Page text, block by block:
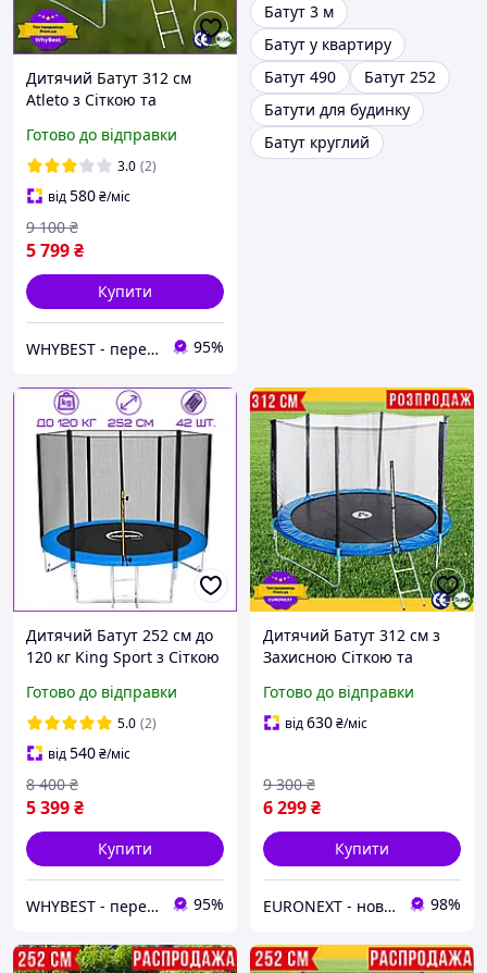
Дитячий Батут 312 см
Atleto з Сіткою та
Батут на Пружинах Батут
для Дітей на Дачу для
Стрибків до 120 кг
Готово до відправки
3.0 (2)
від580₴/міс
5 799₴
9 100 ₴
Купити
WHYBEST - перевірені товари за вигідними цінами 95%
Батут 3 м
Батут у квартиру
Батут 490
Батут 252
Батути для будинку
Батут круглий
Дитячий Батут 252 см до
120 кг King Sport з Сіткою
Батут на Пружинах Батут
для Дітей на Дачу для
Стрибків
Готово до відправки
5.0 (2)
від540₴/міс
5 399₴
8 400 ₴
Купити
WHYBEST - перевірені товари за вигідними цінами 95%
Дитячий Батут 312 см з
Захисною Сіткою та
Спортивний Батут на
Пружинах на Дачу для
Готово до відправки
від630₴/міс
6 299₴
9 300 ₴
Купити
EURONEXT - нові товари для дому із Європи за найкращими цінами 98%